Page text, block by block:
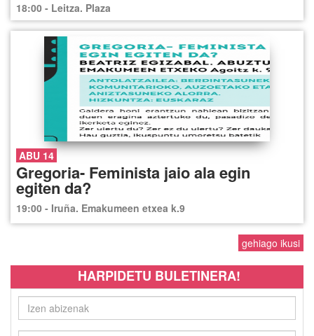
18:00 - Leitza. Plaza
ABU 14
Gregoria- Feminista jaio ala egin
egiten da?
19:00 - Iruña. Emakumeen etxea k.9
gehiago ikusi
HARPIDETU BULETINERA!